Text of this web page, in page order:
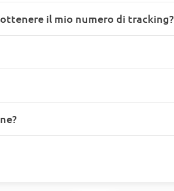
il mio numero di tracking?